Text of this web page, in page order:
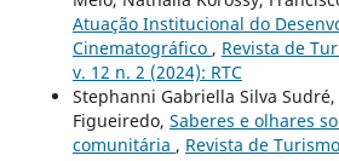
Atuação Institucional do
Cinematográfico , Revista de
v. 12 n. 2 (2024): RTC
Stephanni Gabriella Silva Sudré,
Figueiredo, Saberes e olhares
comunitária , Revista de